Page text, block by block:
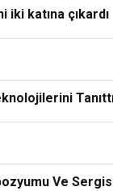
iki katına çıkardı
Ve